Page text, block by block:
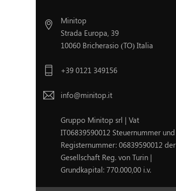
Minitop
Strada Europa, 39
10060 Bricherasio (TO) Italia
+39 0121 349156
info@minitop.it
Gruppo Minitop srl | Vat
IT06839590012 Steuernummer und
Registernummer: 06839590012 der
Gesellschaft Reg. von Turin |
Grundkapital: 770.000,00 i.v.